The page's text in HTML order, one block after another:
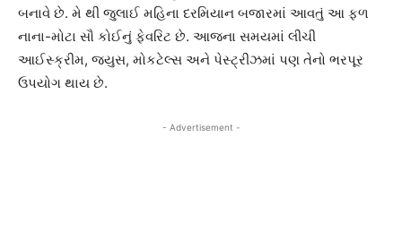
બનાવે છે. મે થી જુલાઈ મહિના દરમિયાન બજારમાં આવતું આ ફળ
નાના-મોટા સૌ કોઈનું ફેવરિટ છે. આજના સમયમાં લીચી
આઈસ્ક્રીમ, જ્યુસ, મોકટેલ્સ અને પેસ્ટ્રીઝમાં પણ તેનો ભરપૂર
ઉપયોગ થાય છે.
- Advertisement -